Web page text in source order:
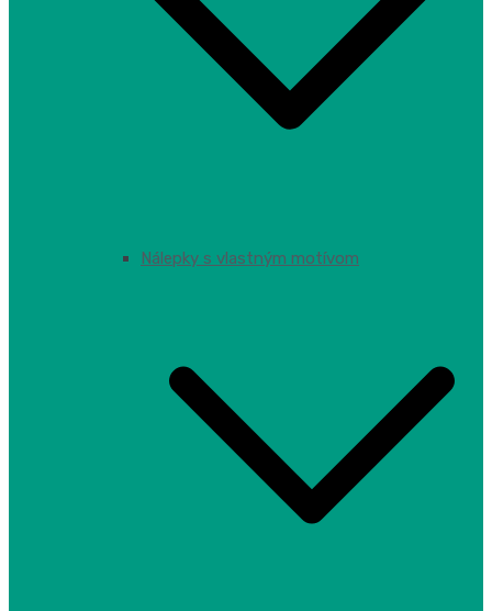
Nálepky s vlastným motívom